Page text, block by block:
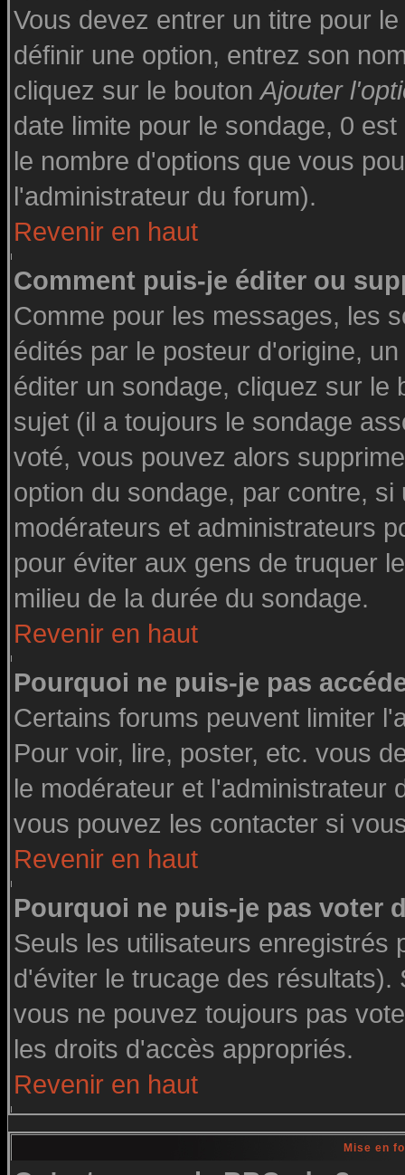
Vous devez entrer un titre pour
définir une option, entrez son
cliquez sur le boutonAjouter
date limite pour le sondage, 0
le nombre d'options que vous
l'administrateur du forum).
Revenir en haut
Comment puis-je éditer ou
Comme pour les messages, les
édités par le posteur d'origine,
éditer un sondage, cliquez sur le
sujet (il a toujours le sondage
voté, vous pouvez alors
option du sondage, par contre,
modérateurs et administrateurs
pour éviter aux gens de truquer
milieu de la durée du sondage.
Revenir en haut
Pourquoi ne puis-je pas
Certains forums peuvent limiter
Pour voir, lire, poster, etc. vous
le modérateur et l'administrateur
vous pouvez les contacter si
Revenir en haut
Pourquoi ne puis-je pas voter
Seuls les utilisateurs enregistrés
d'éviter le trucage des
vous ne pouvez toujours pas
les droits d'accès appropriés.
Revenir en haut
Mise en